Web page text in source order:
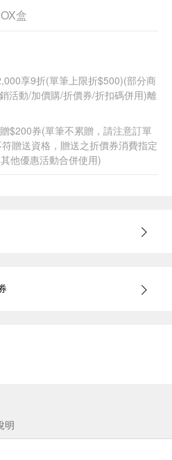
盒
享9折(單筆上限折$500)(部分商
活動/加價購/折價券/折扣碼併用)離
$200券(單筆不累贈，請注意訂單
贈送資格，贈送之折價券消費指定
他優惠活動合併使用)
明